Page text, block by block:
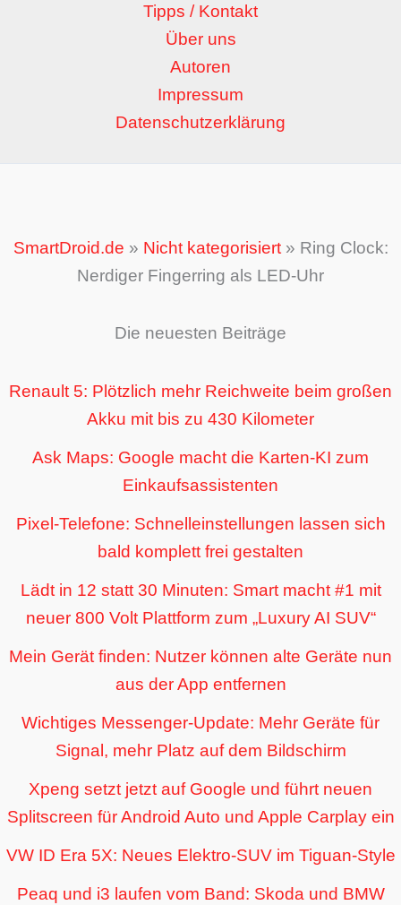
Tipps / Kontakt
Über uns
Autoren
Impressum
Datenschutzerklärung
SmartDroid.de » Nicht kategorisiert» Ring Clock:
Nerdiger Fingerring als LED-Uhr
Die neuesten Beiträge
Renault 5: Plötzlich mehr Reichweite beim großen
Akku mit bis zu 430 Kilometer
Ask Maps: Google macht die Karten-KI zum
Einkaufsassistenten
Pixel-Telefone: Schnelleinstellungen lassen sich
bald komplett frei gestalten
Lädt in 12 statt 30 Minuten: Smart macht #1 mit
neuer 800 Volt Plattform zum „Luxury AI SUV“
Mein Gerät finden: Nutzer können alte Geräte nun
aus der App entfernen
Wichtiges Messenger-Update: Mehr Geräte für
Signal, mehr Platz auf dem Bildschirm
Xpeng setzt jetzt auf Google und führt neuen
Splitscreen für Android Auto und Apple Carplay ein
VW ID Era 5X: Neues Elektro-SUV im Tiguan-Style
Peaq und i3 laufen vom Band: Skoda und BMW